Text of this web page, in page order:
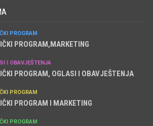
PROGRAM
PROGRAM,MARKETING
I OBAVJEŠTENJA
PROGRAM, OGLASI I OBAVJEŠTENJA
PROGRAM
PROGRAM I MARKETING
PROGRAM